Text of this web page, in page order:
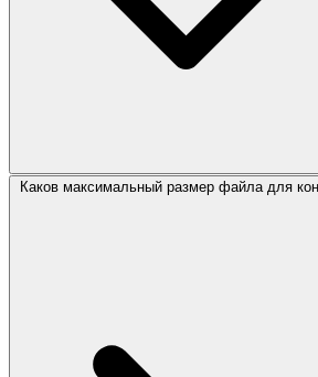
Каков максимальный размер файла для